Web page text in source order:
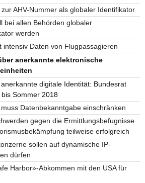
AHV-Nummer als globaler Identifikator
bei allen Behörden globaler
werden
intensiv Daten von Flugpassagieren
anerkannte elektronische
digitale Identität: Bundesrat
Sommer 2018
Datenbekanntgabe einschränken
gegen die Ermittlungsbefugnisse
teilweise erfolgreich
sollen auf dynamische IP-
dürfen
Harbor»-Abkommen mit den USA für